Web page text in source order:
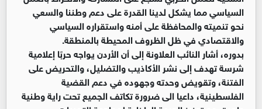
السياسي مما يشكل لدينا القدرة على دعم وطننا والسعي
نحو تنميته والمحافظة على أمنه واستقراره السياسي
والاقتصادي في ظل الظروف المحيطة بالمنطقة.
بدوره، أشار النائب العلاونة إلى أن الأردن يواجه حربًا إعلامية
شرسة تهدف إلى نشر الأكاذيب والتضليل، والتحريض على
الفتنة، وتقويض وحدته وجهوده في دعم القضية
الفلسطينية، داعيا الى ضرورة تكاتف الجميع تحت راية وطنية